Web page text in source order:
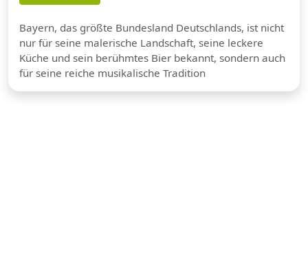
Bayern, das größte Bundesland Deutschlands, ist nicht
nur für seine malerische Landschaft, seine leckere
Küche und sein berühmtes Bier bekannt, sondern auch
für seine reiche musikalische Tradition